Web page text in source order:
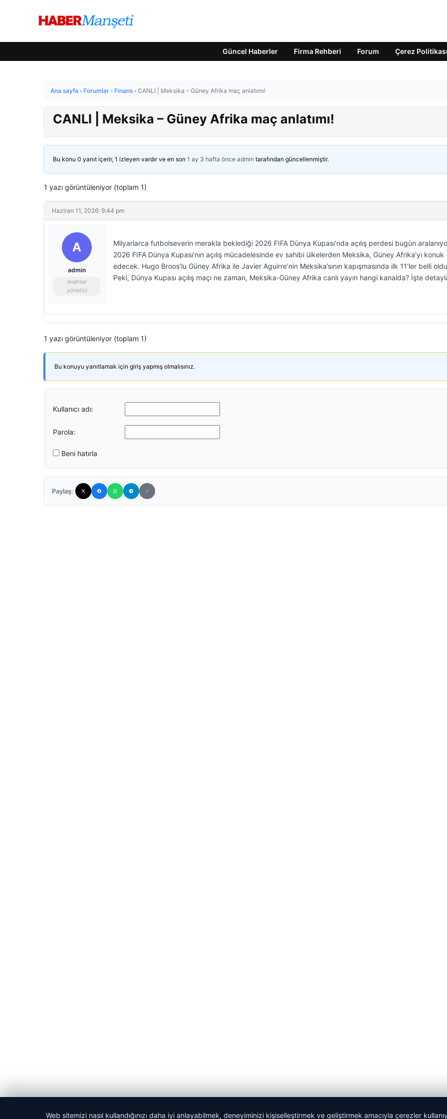
Güncel Haberler Firma Rehberi Forum Çerez Politikası
Ana sayfa › Forumlar › Finans › CANLI | Meksika – Güney Afrika maç anlatımı!
CANLI | Meksika – Güney Afrika maç anlatımı!
Bu konu 0 yanıt içerir, 1 izleyen vardır ve en son 1 ay 3 hafta önce admin tarafından güncellenmiştir.
1 yazı görüntüleniyor (toplam 1)
Haziran 11, 2026: 9:44 pm
A
admin
Anahtar
yönetici
Milyarlarca futbolseverin merakla beklediği 2026 FIFA Dünya Kupası’nda açılış perdesi bugün
2026 FIFA Dünya Kupası’nın açılış mücadelesinde ev sahibi ülkelerden Meksika, Güney Afrika’yı konuk
edecek. Hugo Broos’lu Güney Afrika ile Javier Aguirre’nin Meksika’sının kapışmasında ilk 11’ler belli
Peki, Dünya Kupası açılış maçı ne zaman, Meksika-Güney Afrika canlı yayın hangi kanalda? İşte
1 yazı görüntüleniyor (toplam 1)
Bu konuyu yanıtlamak için giriş yapmış olmalısınız.
Kullanıcı adı:
Parola:
Beni hatırla
Paylaş:
Web sitemizi nasıl kullandığınızı daha iyi anlayabilmek, deneyiminizi kişiselleştirmek ve geliştirmek amacıyla çerezler